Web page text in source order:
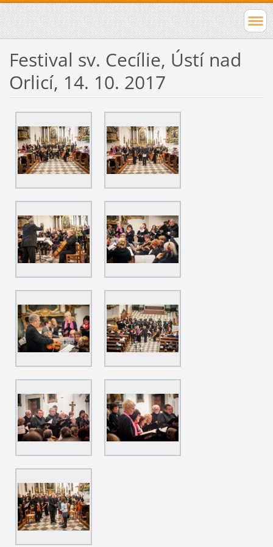
Festival sv. Cecílie, Ústí nad
Orlicí, 14. 10. 2017